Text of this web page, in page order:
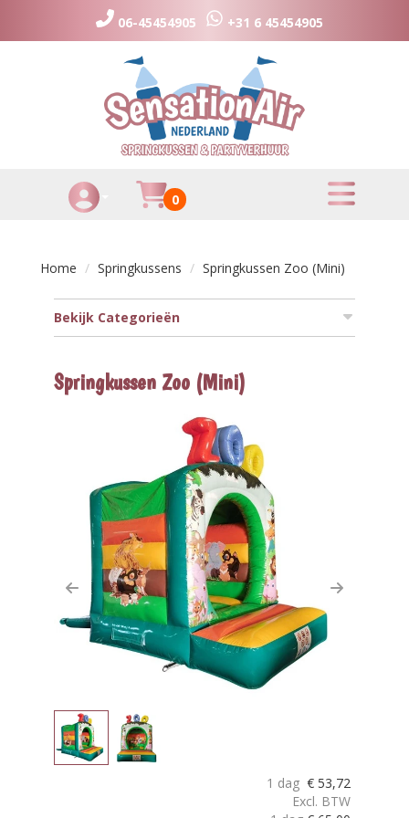
06-45454905 +31 6 45454905
Toggle Account dropdown
Huurmandje
0
toggle menu
Home Springkussens Springkussen Zoo (Mini)
Bekijk Categorieën
Springkussen Zoo (Mini)
Previous Next
1 dag € 53,72
Excl. BTW